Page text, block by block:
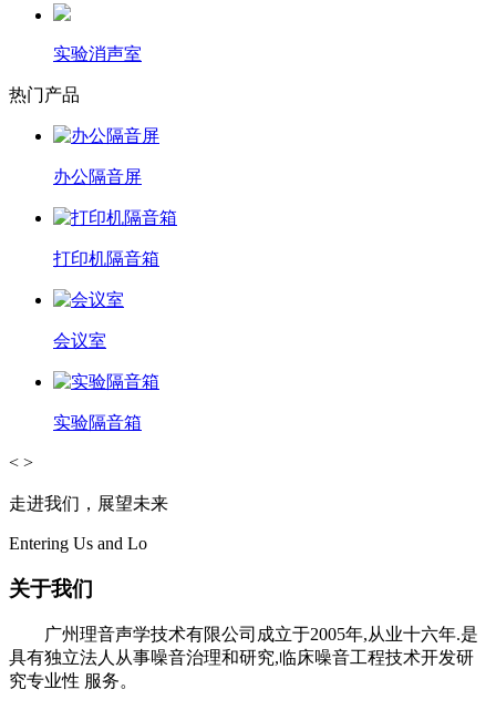
实验消声室
热门产品
办公隔音屏
打印机隔音箱
会议室
实验隔音箱
< >
走进我们，展望未来
Entering Us and Lo
关于我们
广州理音声学技术有限公司成立于2005年,从业十六年.是
具有独立法人从事噪音治理和研究,临床噪音工程技术开发研
究专业性 服务。